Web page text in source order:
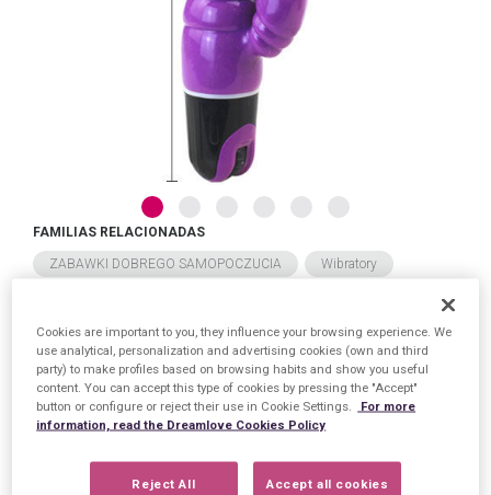
FAMILIAS RELACIONADAS
ZABAWKI DOBREGO SAMOPOCZUCIA Wibratory
FECHA DE LANZAMIENTO
Wtorek, 28 Lipiec 2026
Cookies are important to you, they influence your browsing experience. We
use analytical, personalization and advertising cookies (own and third
party) to make profiles based on browsing habits and show you useful
content. You can accept this type of cookies by pressing the "Accept"
button or configure or reject their use in Cookie Settings.
For more
information, read the Dreamlove Cookies Policy
Reject All Accept all cookies